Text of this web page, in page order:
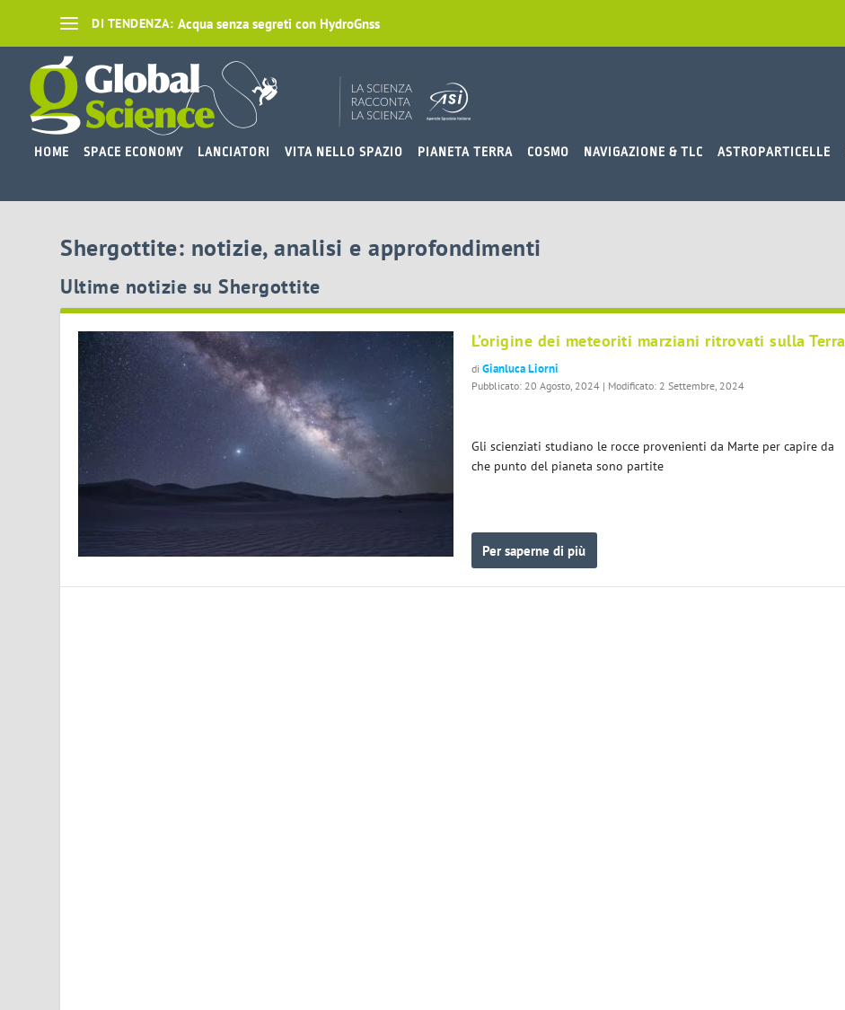
DI TENDENZA: Acqua senza segreti con HydroGnss
HOME SPACE ECONOMY LANCIATORI VITA NELLO SPAZIO PIANETA TERRA COSMO NAVIGAZIONE & TLC ASTROPARTICELLE
Shergottite: notizie, analisi e approfondimenti
Ultime notizie su Shergottite
L’origine dei meteoriti marziani ritrovati sulla Terra
di Gianluca Liorni
Pubblicato: 20 Agosto, 2024 | Modificato: 2 Settembre, 2024
Gli scienziati studiano le rocce provenienti da Marte per capire da
che punto del pianeta sono partite
Per saperne di più